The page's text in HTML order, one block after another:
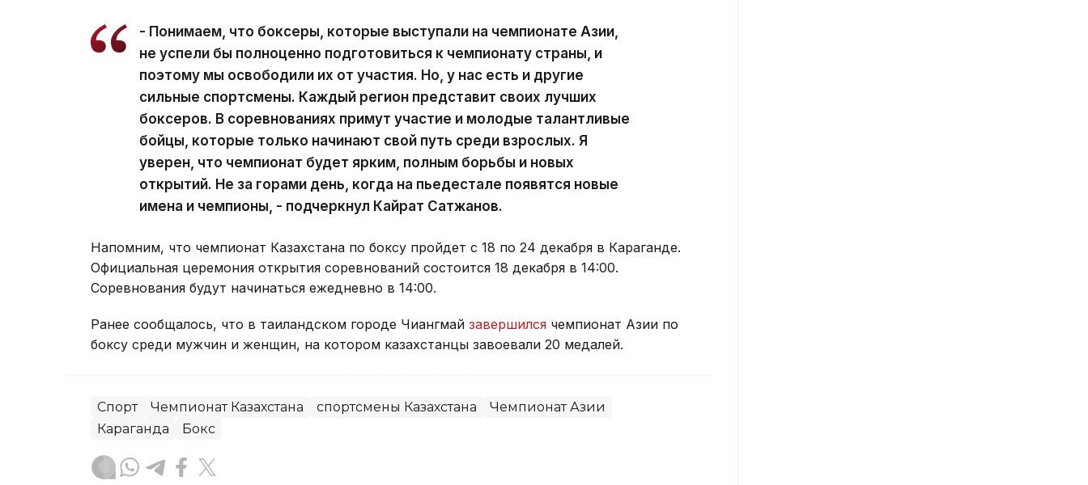
- Понимаем, что боксеры, которые выступали на чемпионате Азии,
не успели бы полноценно подготовиться к чемпионату страны, и
поэтому мы освободили их от участия. Но, у нас есть и другие
сильные спортсмены. Каждый регион представит своих лучших
боксеров. В соревнованиях примут участие и молодые талантливые
бойцы, которые только начинают свой путь среди взрослых. Я
уверен, что чемпионат будет ярким, полным борьбы и новых
открытий. Не за горами день, когда на пьедестале появятся новые
имена и чемпионы, - подчеркнул Кайрат Сатжанов.
Напомним, что чемпионат Казахстана по боксу пройдет с 18 по 24 декабря в Караганде.
Официальная церемония открытия соревнований состоится 18 декабря в 14:00.
Соревнования будут начинаться ежедневно в 14:00.
Ранее сообщалось, что в таиландском городе Чиангмай завершился чемпионат Азии по
боксу среди мужчин и женщин, на котором казахстанцы завоевали 20 медалей.
Спорт Чемпионат Казахстана спортсмены Казахстана
Чемпионат Азии
Караганда
Бокс